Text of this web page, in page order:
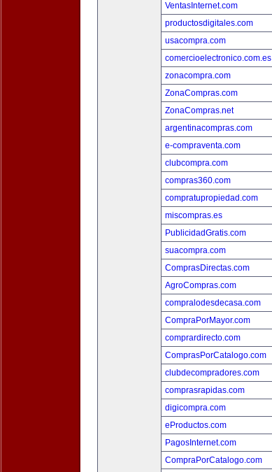
VentasInternet.com
productosdigitales.com
usacompra.com
comercioelectronico.com.es
zonacompra.com
ZonaCompras.com
ZonaCompras.net
argentinacompras.com
e-compraventa.com
clubcompra.com
compras360.com
compratupropiedad.com
miscompras.es
PublicidadGratis.com
suacompra.com
ComprasDirectas.com
AgroCompras.com
compralodesdecasa.com
CompraPorMayor.com
comprardirecto.com
ComprasPorCatalogo.com
clubdecompradores.com
comprasrapidas.com
digicompra.com
eProductos.com
PagosInternet.com
CompraPorCatalogo.com